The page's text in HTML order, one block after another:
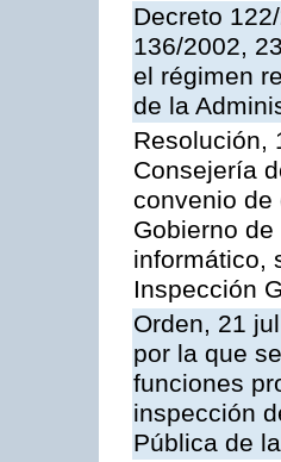
Decreto
136/2002,
el régimen
de la
Resolución,
Consejería
convenio de
Gobierno
informático,
Inspección
Orden, 21
por la que
funciones
inspección
Pública de